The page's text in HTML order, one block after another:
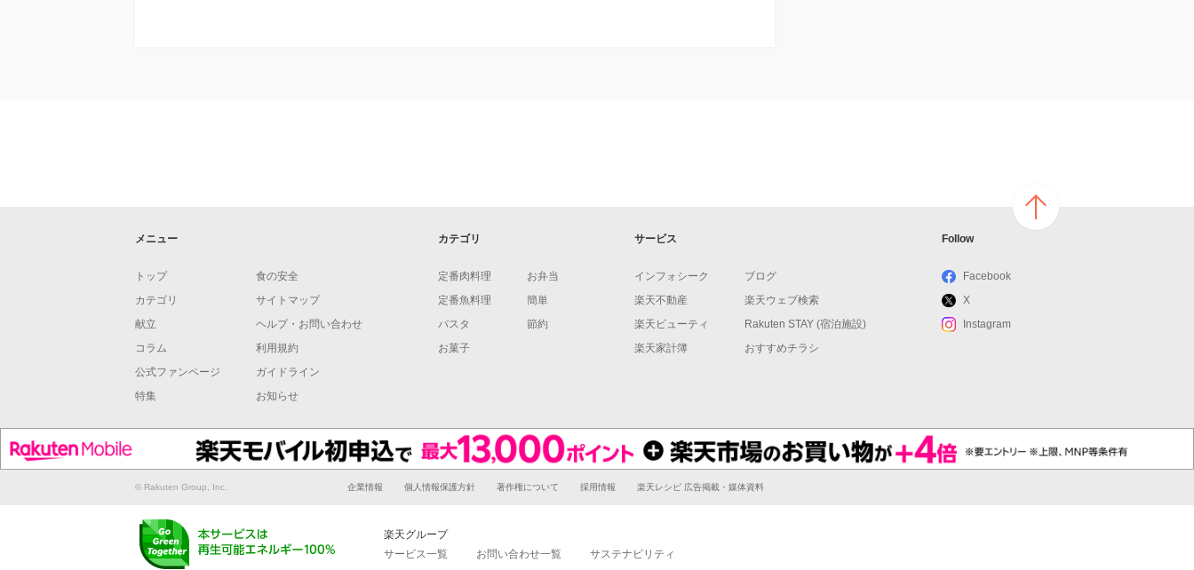
メニュー
トップ
カテゴリ
献立
コラム
公式ファンページ
特集
食の安全
サイトマップ
ヘルプ・お問い合わせ
利用規約
ガイドライン
お知らせ
カテゴリ
定番肉料理
定番魚料理
パスタ
お菓子
お弁当
簡単
節約
サービス
インフォシーク
楽天不動産
楽天ビューティ
楽天家計簿
ブログ
楽天ウェブ検索
Rakuten STAY (宿泊施設)
おすすめチラシ
Follow
Facebook
X
Instagram
© Rakuten Group, Inc. 企業情報 個人情報保護方針 著作権について 採用情報 楽天レシピ 広告掲載・媒体資料
楽天グループ
サービス一覧
お問い合わせ一覧 サステナビリティ